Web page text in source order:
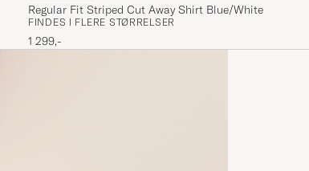
Regular Fit Striped Cut Away Shirt Blue/White
FINDES I FLERE STØRRELSER
1 299,-